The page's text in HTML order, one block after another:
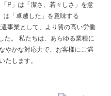
P」は「潔さ、若々しさ」を意
は「卓越した」を意味する
事業として、より質の高い労働
た。 私たちは、あらゆる業種に
やかな対応力で、お客様にご満
たします。